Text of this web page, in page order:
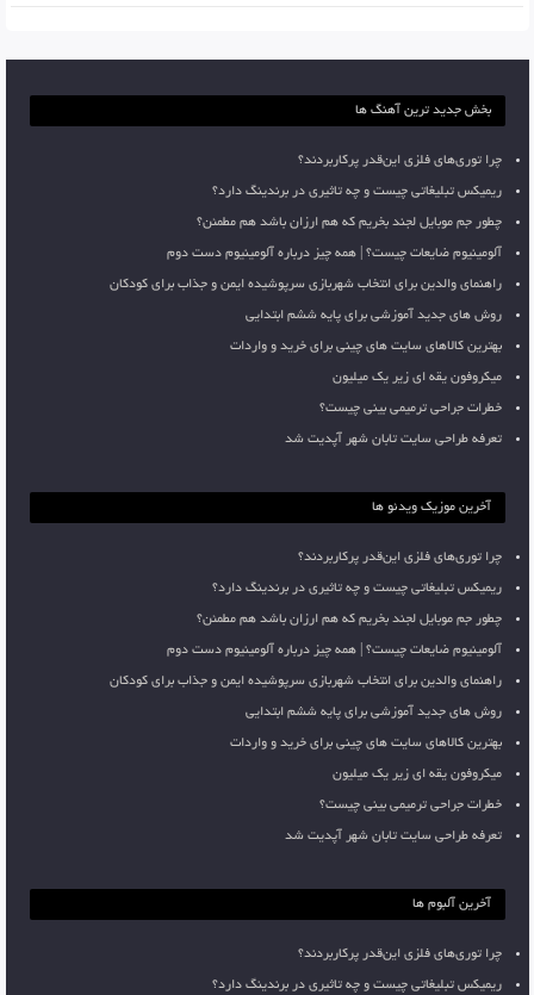
بخش جدید ترین آهنگ ها
چرا توری‌های فلزی این‌قدر پرکاربردند؟
ریمیکس تبلیغاتی چیست و چه تاثیری در برندینگ دارد؟
چطور جم موبایل لجند بخریم که هم ارزان باشد هم مطمئن؟
آلومینیوم ضایعات چیست؟ | همه چیز درباره آلومینیوم دست دوم
راهنمای والدین برای انتخاب شهربازی سرپوشیده ایمن و جذاب برای کودکان
روش های جدید آموزشی برای پایه ششم ابتدایی
بهترین کالاهای سایت های چینی برای خرید و واردات
میکروفون یقه ای زیر یک میلیون
خطرات جراحی ترمیمی بینی چیست؟
تعرفه طراحی سایت تابان شهر آپدیت شد
آخرین موزیک ویدئو ها
چرا توری‌های فلزی این‌قدر پرکاربردند؟
ریمیکس تبلیغاتی چیست و چه تاثیری در برندینگ دارد؟
چطور جم موبایل لجند بخریم که هم ارزان باشد هم مطمئن؟
آلومینیوم ضایعات چیست؟ | همه چیز درباره آلومینیوم دست دوم
راهنمای والدین برای انتخاب شهربازی سرپوشیده ایمن و جذاب برای کودکان
روش های جدید آموزشی برای پایه ششم ابتدایی
بهترین کالاهای سایت های چینی برای خرید و واردات
میکروفون یقه ای زیر یک میلیون
خطرات جراحی ترمیمی بینی چیست؟
تعرفه طراحی سایت تابان شهر آپدیت شد
آخرین آلبوم ها
چرا توری‌های فلزی این‌قدر پرکاربردند؟
ریمیکس تبلیغاتی چیست و چه تاثیری در برندینگ دارد؟